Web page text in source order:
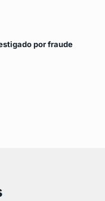
por fraude